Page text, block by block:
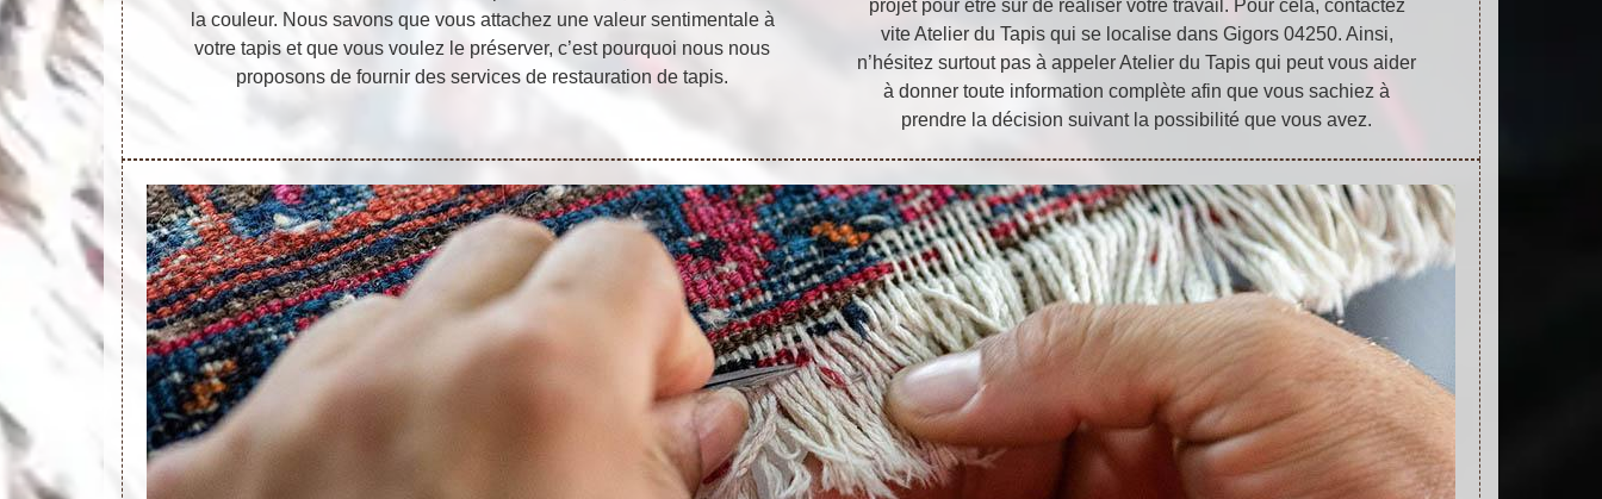
la couleur. Nous savons que vous attachez une valeur sentimentale à
votre tapis et que vous voulez le préserver, c’est pourquoi nous nous
proposons de fournir des services de restauration de tapis.
projet pour être sûr de réaliser votre travail. Pour cela, contactez
vite Atelier du Tapis qui se localise dans Gigors 04250. Ainsi,
n’hésitez surtout pas à appeler Atelier du Tapis qui peut vous aider
à donner toute information complète afin que vous sachiez à
prendre la décision suivant la possibilité que vous avez.